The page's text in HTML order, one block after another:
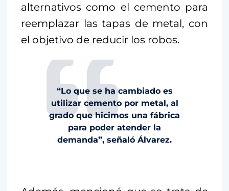
alternativos como el cemento para
reemplazar las tapas de metal, con
el objetivo de reducir los robos.
“Lo que se ha cambiado es
utilizar cemento por metal, al
grado que hicimos una fábrica
para poder atender la
demanda”, señaló Álvarez.